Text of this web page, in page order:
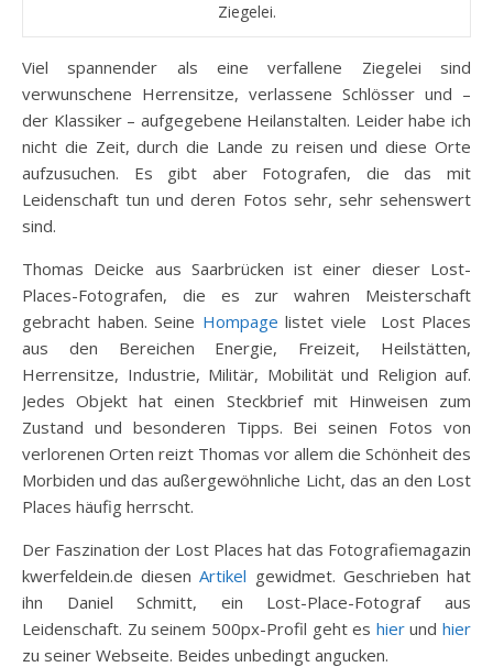
Ziegelei.
Viel spannender als eine verfallene Ziegelei sind
verwunschene Herrensitze, verlassene Schlösser und –
der Klassiker – aufgegebene Heilanstalten. Leider habe ich
nicht die Zeit, durch die Lande zu reisen und diese Orte
aufzusuchen. Es gibt aber Fotografen, die das mit
Leidenschaft tun und deren Fotos sehr, sehr sehenswert
sind.
Thomas Deicke aus Saarbrücken ist einer dieser Lost-
Places-Fotografen, die es zur wahren Meisterschaft
gebracht haben. Seine Hompage listet viele Lost Places
aus den Bereichen Energie, Freizeit, Heilstätten,
Herrensitze, Industrie, Militär, Mobilität und Religion auf.
Jedes Objekt hat einen Steckbrief mit Hinweisen zum
Zustand und besonderen Tipps. Bei seinen Fotos von
verlorenen Orten reizt Thomas vor allem die Schönheit des
Morbiden und das außergewöhnliche Licht, das an den Lost
Places häufig herrscht.
Der Faszination der Lost Places hat das Fotografiemagazin
kwerfeldein.de diesenArtikel gewidmet. Geschrieben hat
ihn Daniel Schmitt, ein Lost-Place-Fotograf aus
Leidenschaft. Zu seinem 500px-Profil geht es hierund hier
zu seiner Webseite. Beides unbedingt angucken.